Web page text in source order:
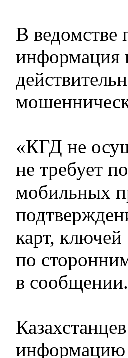
В ведомстве
информация
«КГД не
не требует
мобильных
карт,
по
в сообщении.
информацию